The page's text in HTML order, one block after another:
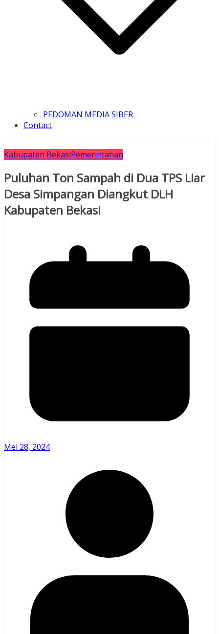
PEDOMAN MEDIA SIBER
Contact
Kabupaten BekasiPemerintahan
Puluhan Ton Sampah di Dua TPS Liar
Desa Simpangan Diangkut DLH
Kabupaten Bekasi
Mei 28, 2024